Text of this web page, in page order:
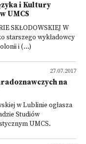
i Kultury
UMCS
SKŁODOWSKIEJ W
starszego wykładowcy
i (...)
27.07.2017
na
w Lublinie ogłasza
Studiów
UMCS.